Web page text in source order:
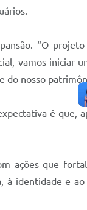
“O
vamos iniciar
do nosso
é que,
ações que
à identidade e